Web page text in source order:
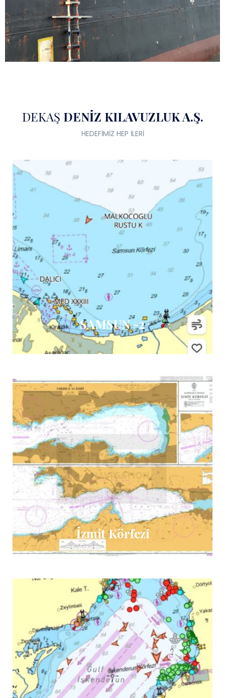
DEKAŞ DENİZ KILAVUZLUK A.Ş.
HEDEFİMİZ HEP İLERİ
SAMSUN -2
İzmit Körfezi